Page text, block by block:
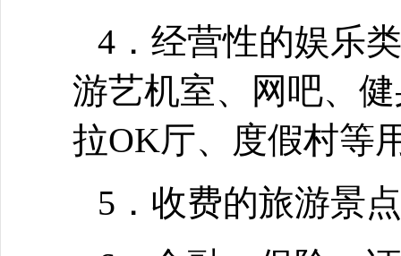
4．经营性的娱乐
游艺机室、网吧、
拉OK厅、度假村等
5．收费的旅游景